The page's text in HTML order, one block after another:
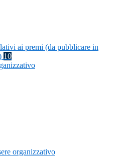
ai premi (da pubblicare in
10
organizzativo